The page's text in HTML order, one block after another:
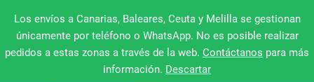
Los envíos a Canarias, Baleares, Ceuta y Melilla se gestionan
únicamente por teléfono o WhatsApp. No es posible realizar
pedidos a estas zonas a través de la web. Contáctanos para más
información. Descartar
contenido
660 079 911
de
la